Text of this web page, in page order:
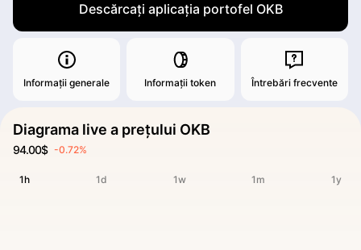
Descărcați aplicația portofel OKB
Informații generale Informații token Întrebări frecvente
Diagrama live a prețului OKB
94.00$ -0.72%
1h 1d 1w 1m 1y